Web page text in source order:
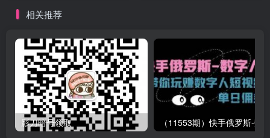
相关推荐
影刀暗号领取